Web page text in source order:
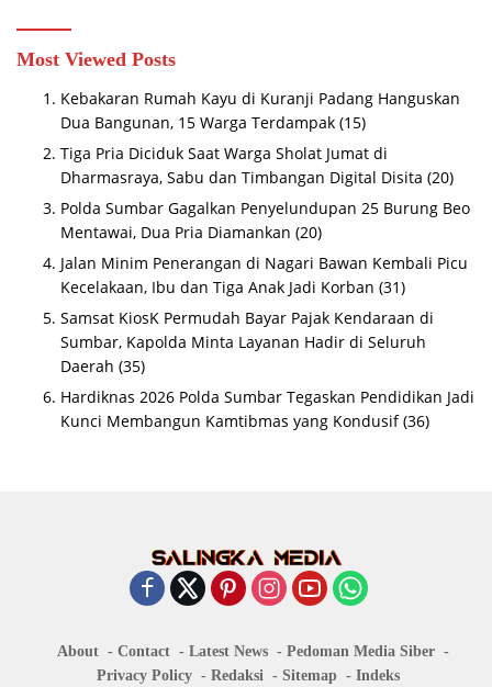
Most Viewed Posts
Kebakaran Rumah Kayu di Kuranji Padang Hanguskan
Dua Bangunan, 15 Warga Terdampak (15)
Tiga Pria Diciduk Saat Warga Sholat Jumat di
Dharmasraya, Sabu dan Timbangan Digital Disita (20)
Polda Sumbar Gagalkan Penyelundupan 25 Burung Beo
Mentawai, Dua Pria Diamankan (20)
Jalan Minim Penerangan di Nagari Bawan Kembali Picu
Kecelakaan, Ibu dan Tiga Anak Jadi Korban (31)
Samsat KiosK Permudah Bayar Pajak Kendaraan di
Sumbar, Kapolda Minta Layanan Hadir di Seluruh
Daerah (35)
Hardiknas 2026 Polda Sumbar Tegaskan Pendidikan Jadi
Kunci Membangun Kamtibmas yang Kondusif (36)
About Contact Latest News
Pedoman Media Siber
Privacy Policy
Redaksi Sitemap Indeks